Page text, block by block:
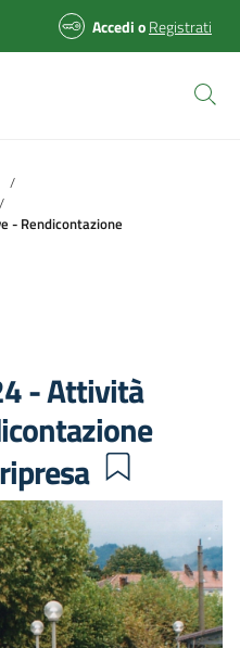
AccedioRegistrati
/
/
- Rendicontazione
- Attività